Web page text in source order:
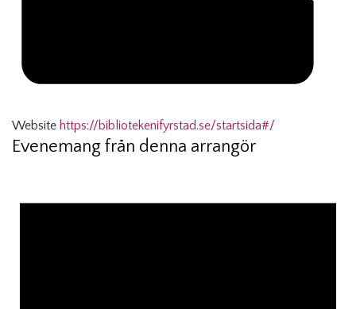
Website https://bibliotekenifyrstad.se/startsida#/
Evenemang från denna arrangör